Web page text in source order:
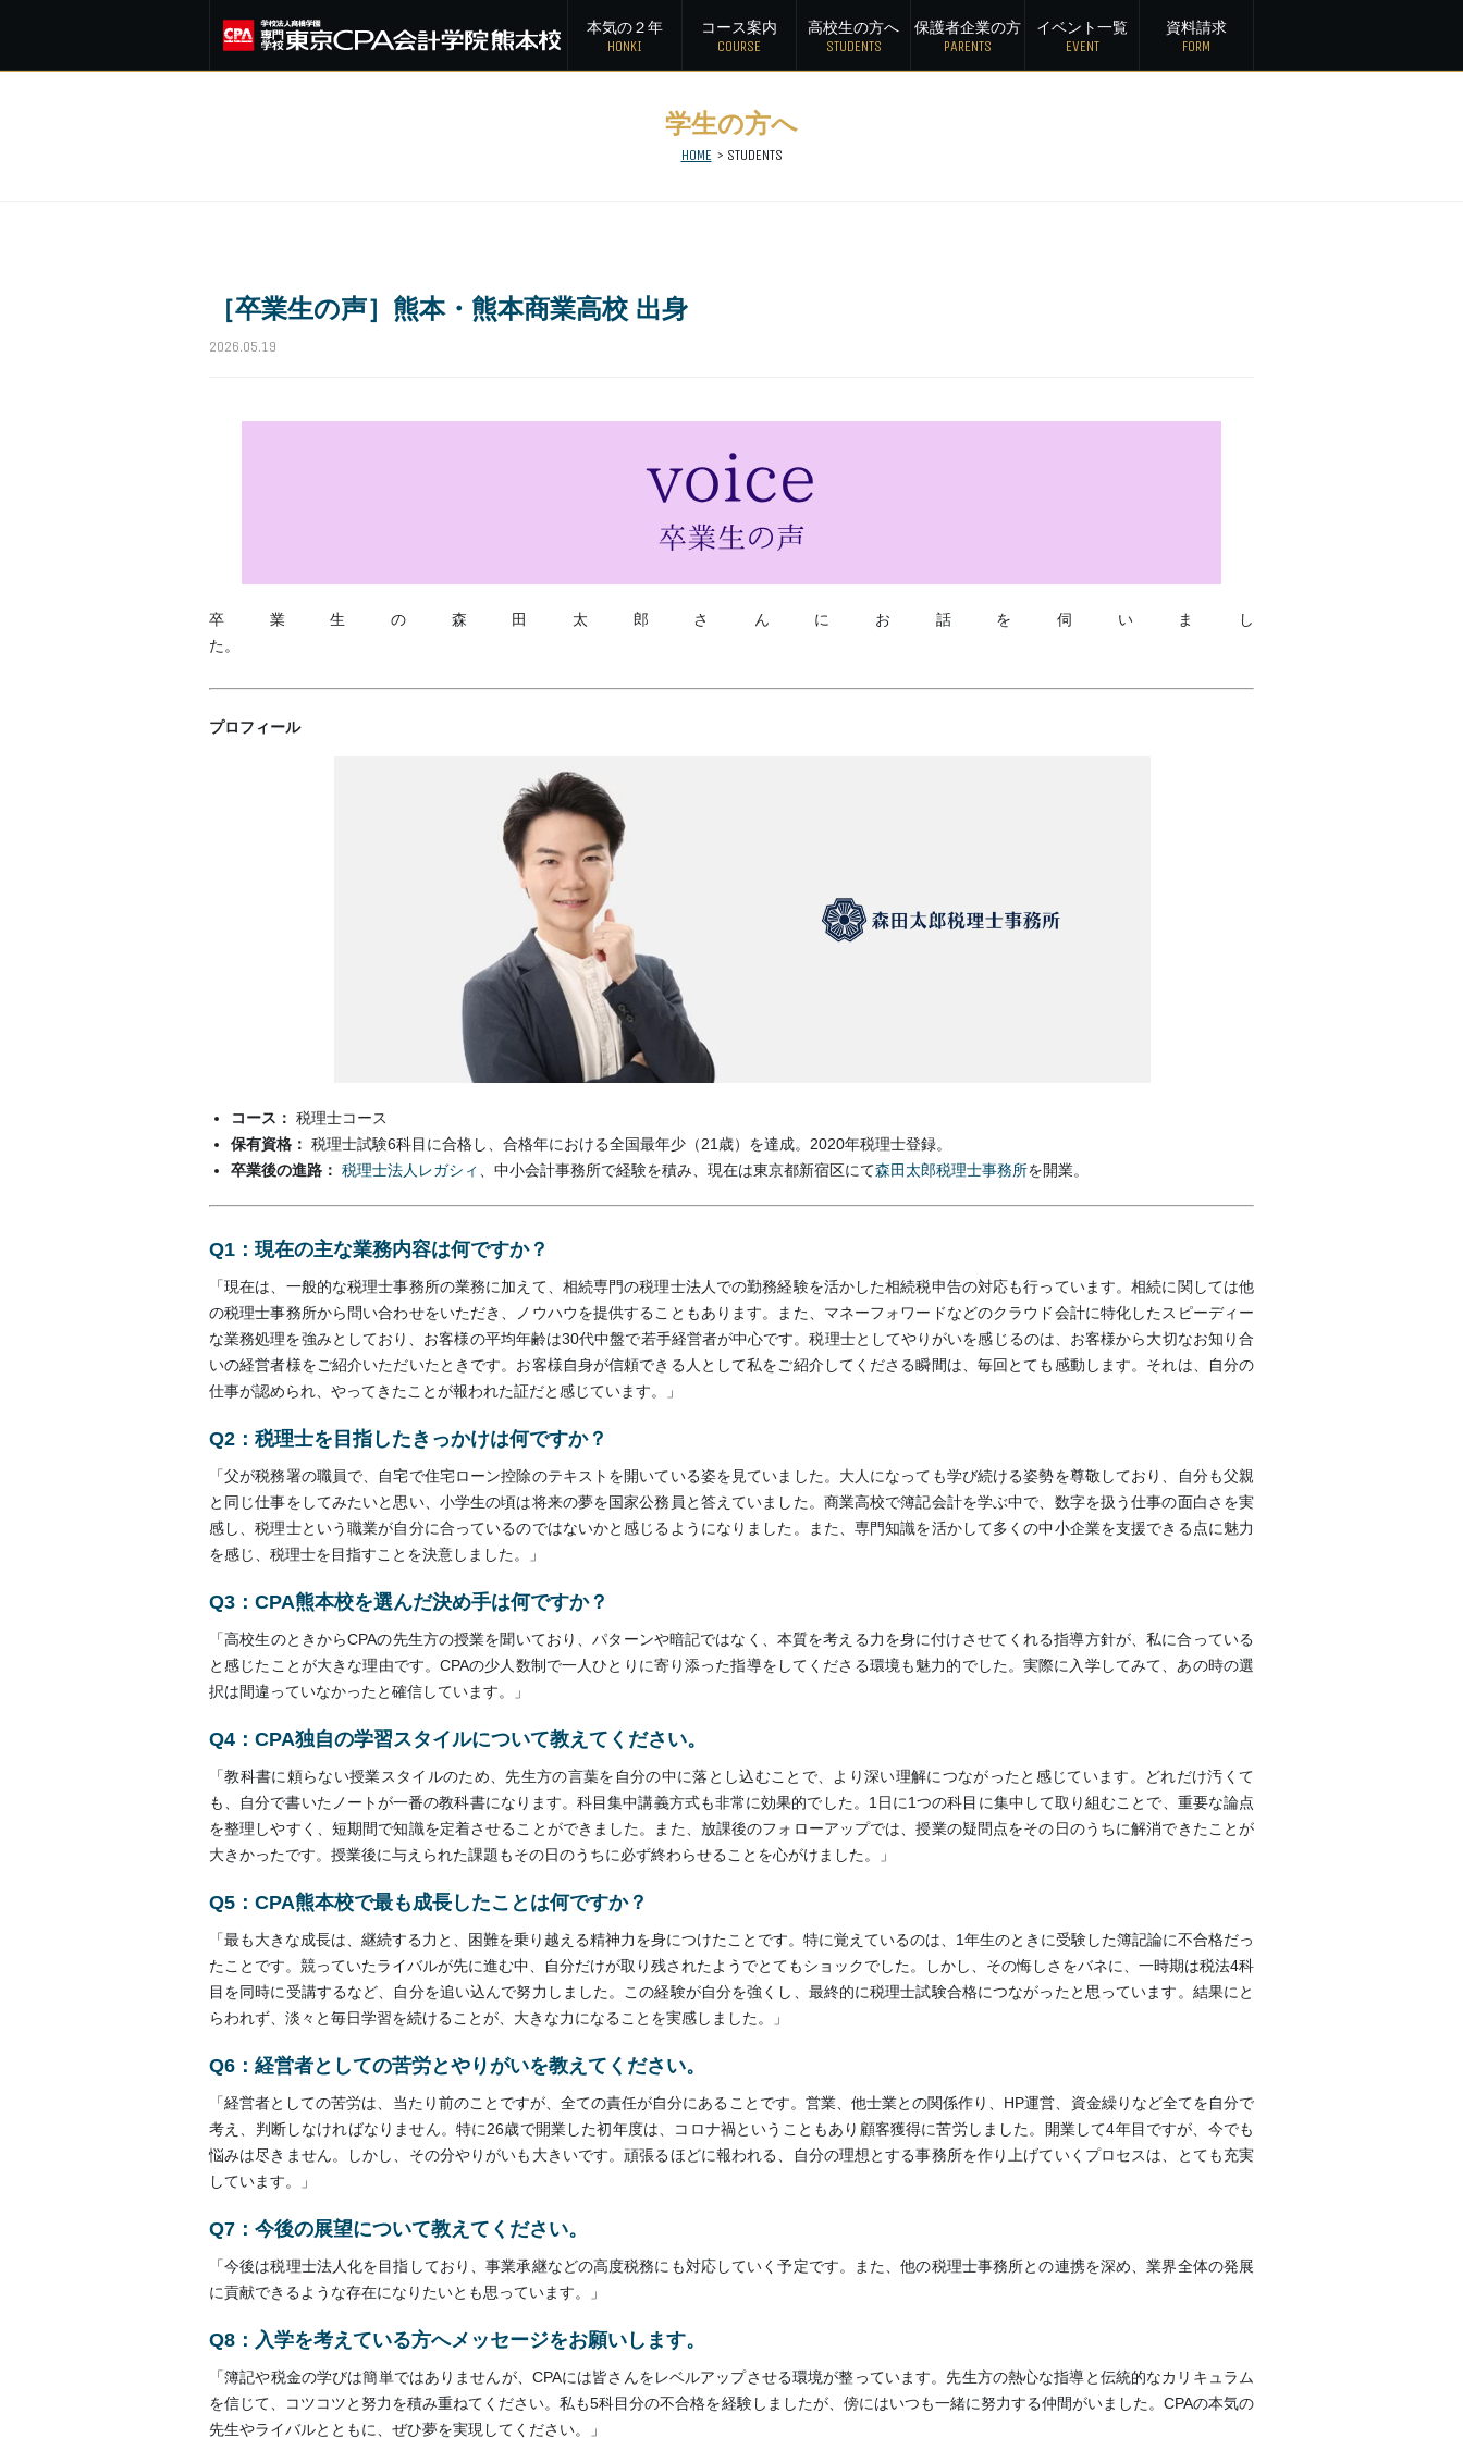
本気の２年
HONKI
コース案内
COURSE
高校生の方へ
STUDENTS
保護者企業の方
PARENTS
イベント一覧
EVENT
資料請求
FORM
学生の方へ
HOME > STUDENTS
［卒業生の声］熊本・熊本商業高校 出身
2026.05.19
卒業生の森田太郎さんにお話を伺いまし
た
プロフィール
コース： 税理士コース
保有資格： 税理士試験6科目に合格し、合格年における全国最年少（21歳）を達成。2020年税理士登録。
卒業後の進路： 税理士法人レガシィ 、中小会計事務所で経験を積み、現在は東京都新宿区にて森田太郎税理士事務所を開業。
Q1：現在の主な業務内容は何ですか？
「現在は、一般的な税理士事務所の業務に加えて、相続専門の税理士法人での勤務経験を活かした相続税申告の対応も行っています。相続に関しては他
の税理士事務所から問い合わせをいただき、ノウハウを提供することもあります。また、マネーフォワードなどのクラウド会計に特化したスピーディー
な業務処理を強みとしており、お客様の平均年齢は30代中盤で若手経営者が中心です。税理士としてやりがいを感じるのは、お客様から大切なお知り合
いの経営者様をご紹介いただいたときです。お客様自身が信頼できる人として私をご紹介してくださる瞬間は、毎回とても感動します。それは、自分の
仕事が認められ、やってきたことが報われた証だと感じています。」
Q2：税理士を目指したきっかけは何ですか？
「父が税務署の職員で、自宅で住宅ローン控除のテキストを開いている姿を見ていました。大人になっても学び続ける姿勢を尊敬しており、自分も父親
と同じ仕事をしてみたいと思い、小学生の頃は将来の夢を国家公務員と答えていました。商業高校で簿記会計を学ぶ中で、数字を扱う仕事の面白さを実
感し、税理士という職業が自分に合っているのではないかと感じるようになりました。また、専門知識を活かして多くの中小企業を支援できる点に魅力
を感じ、税理士を目指すことを決意しました。」
Q3：CPA熊本校を選んだ決め手は何ですか？
「高校生のときからCPAの先生方の授業を聞いており、パターンや暗記ではなく、本質を考える力を身に付けさせてくれる指導方針が、私に合っている
と感じたことが大きな理由です。CPAの少人数制で一人ひとりに寄り添った指導をしてくださる環境も魅力的でした。実際に入学してみて、あの時の選
択は間違っていなかったと確信しています。」
Q4：CPA独自の学習スタイルについて教えてください。
「教科書に頼らない授業スタイルのため、先生方の言葉を自分の中に落とし込むことで、より深い理解につながったと感じています。どれだけ汚くて
も、自分で書いたノートが一番の教科書になります。科目集中講義方式も非常に効果的でした。1日に1つの科目に集中して取り組むことで、重要な論点
を整理しやすく、短期間で知識を定着させることができました。また、放課後のフォローアップでは、授業の疑問点をその日のうちに解消できたことが
大きかったです。授業後に与えられた課題もその日のうちに必ず終わらせることを心がけました。」
Q5：CPA熊本校で最も成長したことは何ですか？
「最も大きな成長は、継続する力と、困難を乗り越える精神力を身につけたことです。特に覚えているのは、1年生のときに受験した簿記論に不合格だっ
たことです。競っていたライバルが先に進む中、自分だけが取り残されたようでとてもショックでした。しかし、その悔しさをバネに、一時期は税法4科
目を同時に受講するなど、自分を追い込んで努力しました。この経験が自分を強くし、最終的に税理士試験合格につながったと思っています。結果にと
らわれず、淡々と毎日学習を続けることが、大きな力になることを実感しました。」
Q6：経営者としての苦労とやりがいを教えてください。
「経営者としての苦労は、当たり前のことですが、全ての責任が自分にあることです。営業、他士業との関係作り、HP運営、資金繰りなど全てを自分で
考え、判断しなければなりません。特に26歳で開業した初年度は、コロナ禍ということもあり顧客獲得に苦労しました。開業して4年目ですが、今でも
悩みは尽きません。しかし、その分やりがいも大きいです。頑張るほどに報われる、自分の理想とする事務所を作り上げていくプロセスは、とても充実
しています。」
Q7：今後の展望について教えてください。
「今後は税理士法人化を目指しており、事業承継などの高度税務にも対応していく予定です。また、他の税理士事務所との連携を深め、業界全体の発展
に貢献できるような存在になりたいとも思っています。」
Q8：入学を考えている方へメッセージをお願いします。
「簿記や税金の学びは簡単ではありませんが、CPAには皆さんをレベルアップさせる環境が整っています。先生方の熱心な指導と伝統的なカリキュラム
を信じて、コツコツと努力を積み重ねてください。私も5科目分の不合格を経験しましたが、傍にはいつも一緒に努力する仲間がいました。CPAの本気の
先生やライバルとともに、ぜひ夢を実現してください。」